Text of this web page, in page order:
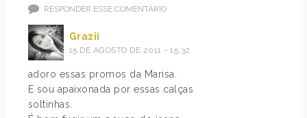
RESPONDER ESSE COMENTÁRIO
Grazii
15 DE AGOSTO DE 2011 - 15:32
adoro essas promos da Marisa.
E sou apaixonada por essas calças
soltinhas.